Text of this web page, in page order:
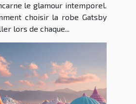
le glamour intemporel.
choisir la robe Gatsby
lors de chaque...